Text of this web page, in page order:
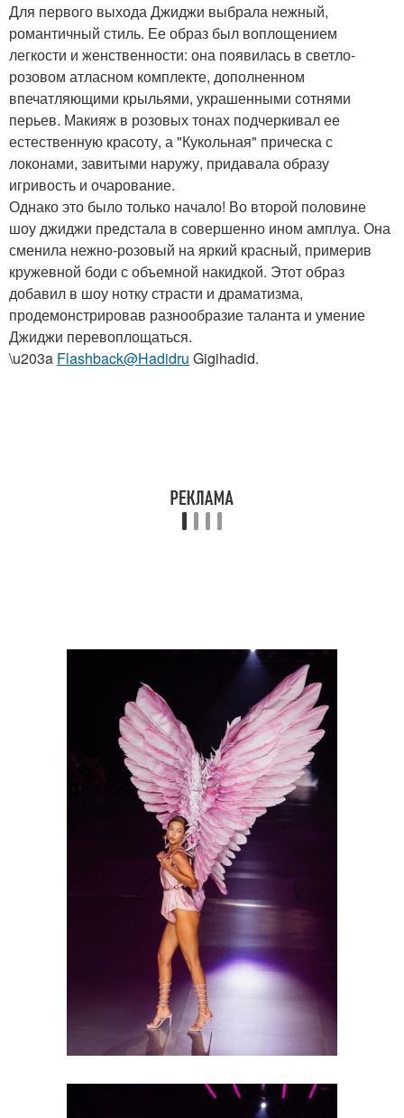
Для первого выхода Джиджи выбрала нежный,
романтичный стиль. Ее образ был воплощением
легкости и женственности: она появилась в светло-
розовом атласном комплекте, дополненном
впечатляющими крыльями, украшенными сотнями
перьев. Макияж в розовых тонах подчеркивал ее
естественную красоту, а "Кукольная" прическа с
локонами, завитыми наружу, придавала образу
игривость и очарование.
Однако это было только начало! Во второй половине
шоу джиджи предстала в совершенно ином амплуа. Она
сменила нежно-розовый на яркий красный, примерив
кружевной боди с объемной накидкой. Этот образ
добавил в шоу нотку страсти и драматизма,
продемонстрировав разнообразие таланта и умение
Джиджи перевоплощаться.
\u203a Flashback@Hadidru Gigihadid.